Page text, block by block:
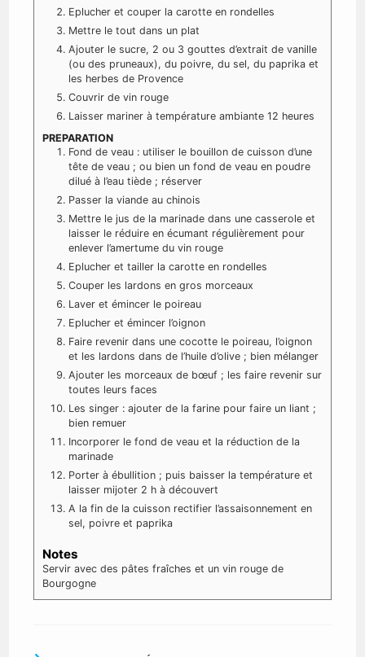
Eplucher et couper la carotte en rondelles
Mettre le tout dans un plat
Ajouter le sucre, 2 ou 3 gouttes d’extrait de vanille
(ou des pruneaux), du poivre, du sel, du paprika et
les herbes de Provence
Couvrir de vin rouge
Laisser mariner à température ambiante 12 heures
PREPARATION
Fond de veau : utiliser le bouillon de cuisson d’une
tête de veau ; ou bien un fond de veau en poudre
dilué à l’eau tiède ; réserver
Passer la viande au chinois
Mettre le jus de la marinade dans une casserole et
laisser le réduire en écumant régulièrement pour
enlever l’amertume du vin rouge
Eplucher et tailler la carotte en rondelles
Couper les lardons en gros morceaux
Laver et émincer le poireau
Eplucher et émincer l’oignon
Faire revenir dans une cocotte le poireau, l’oignon
et les lardons dans de l’huile d’olive ; bien mélanger
Ajouter les morceaux de bœuf ; les faire revenir sur
toutes leurs faces
Les singer : ajouter de la farine pour faire un liant ;
bien remuer
Incorporer le fond de veau et la réduction de la
marinade
Porter à ébullition ; puis baisser la température et
laisser mijoter 2 h à découvert
A la fin de la cuisson rectifier l’assaisonnement en
sel, poivre et paprika
Notes
Servir avec des pâtes fraîches et un vin rouge de
Bourgogne